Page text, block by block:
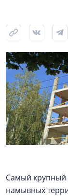
Самый крупный
намывных